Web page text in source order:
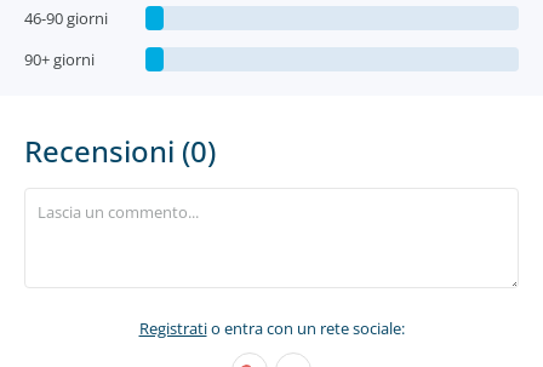
46-90 giorni
90+ giorni
Recensioni (0)
Registratio entra con un rete sociale: